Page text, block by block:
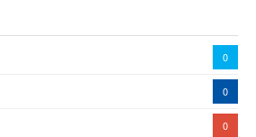
0
0
0